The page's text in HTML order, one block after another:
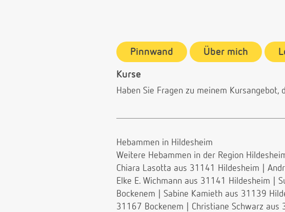
Pinnwand Über mich
Kurse
Haben Sie Fragen zu meinem Kursangebot,
Hebammen in Hildesheim
Weitere Hebammen in der Region
Chiara Lasotta aus 31141 Hildesheim
Elke E. Wichmann aus 31141 Hildesheim
Bockenem
Sabine Kamieth aus 31139
31167 Bockenem
Christiane Schwarz aus